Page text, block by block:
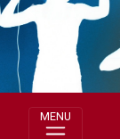
Previous
MENU